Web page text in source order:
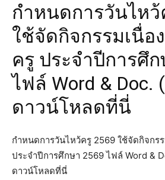
กำหนดการวันไหว้
ใช้จัดกิจกรรมเนื่อ
ครู ประจำปีการศึก
ไฟล์ Word & Doc.
ดาวน์โหลดที่นี่
กำหนดการวันไหว้ครู 2569 ใช้จัดกิจกร
ประจำปีการศึกษา 2569 ไฟล์ Word &
ดาวน์โหลดที่นี่